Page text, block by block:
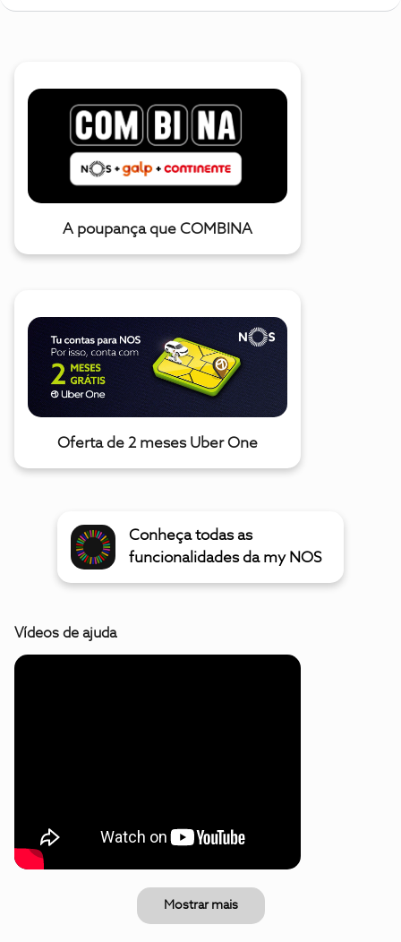
A poupança que COMBINA
Oferta de 2 meses Uber One
Conheça todas as
funcionalidades da my NOS
Vídeos de ajuda
Mostrar mais